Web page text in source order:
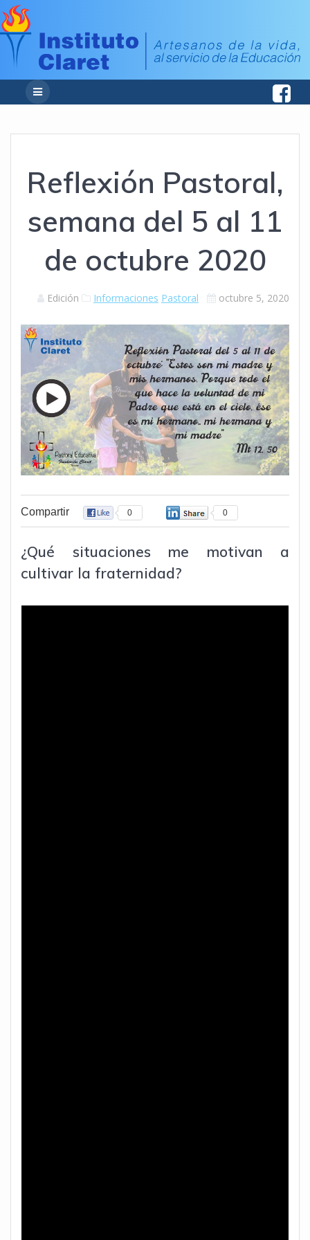
Reflexión Pastoral,
semana del 5 al 11
de octubre 2020
Edición Informaciones Pastoral octubre 5, 2020
Compartir 0 0
¿Qué situaciones me motivan a
cultivar la fraternidad?